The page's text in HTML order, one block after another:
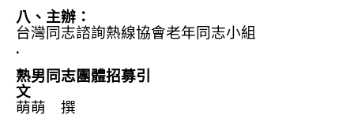
八、主辦：
台灣同志諮詢熱線協會老年同志小組
.
熟男同志團體招募引
文
萌萌 撰